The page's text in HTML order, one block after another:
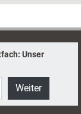
Unser
Weiter